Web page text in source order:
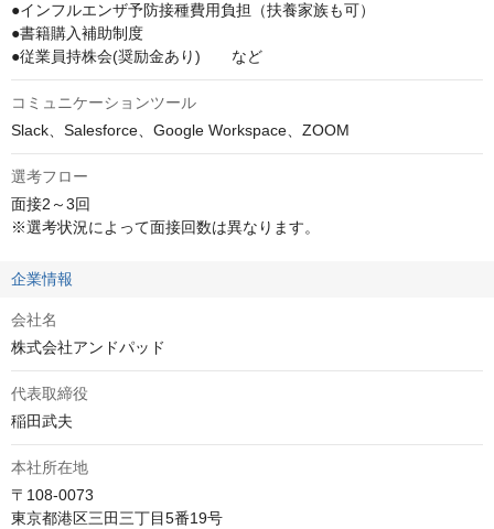
●インフルエンザ予防接種費用負担（扶養家族も可）
●書籍購入補助制度
●従業員持株会(奨励金あり)　　など
コミュニケーションツール
Slack、Salesforce、Google Workspace、ZOOM
選考フロー
面接2～3回
※選考状況によって面接回数は異なります。
企業情報
会社名
株式会社アンドパッド
代表取締役
稲田武夫
本社所在地
〒108-0073
東京都港区三田三丁目5番19号